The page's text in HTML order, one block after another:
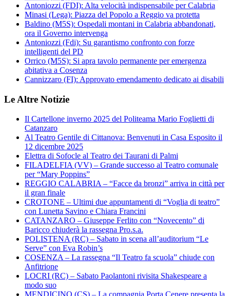
Antoniozzi (FDI): Alta velocità indispensabile per Calabria
Minasi (Lega): Piazza del Popolo a Reggio va protetta
Baldino (M5S): Ospedali montani in Calabria abbandonati,
ora il Governo intervenga
Antoniozzi (Fdi): Su garantismo confronto con forze
intelligenti del PD
Orrico (M5S): Si apra tavolo permanente per emergenza
abitativa a Cosenza
Cannizzaro (FI): Approvato emendamento dedicato ai disabili
Le Altre Notizie
Il Cartellone inverno 2025 del Politeama Mario Foglietti di
Catanzaro
Al Teatro Gentile di Cittanova: Benvenuti in Casa Esposito il
12 dicembre 2025
Elettra di Sofocle al Teatro dei Taurani di Palmi
FILADELFIA (VV) – Grande successo al Teatro comunale
per “Mary Poppins”
REGGIO CALABRIA – “Facce da bronzi” arriva in città per
il gran finale
CROTONE – Ultimi due appuntamenti di “Voglia di teatro”
con Lunetta Savino e Chiara Francini
CATANZARO – Giuseppe Ferlito con “Novecento” di
Baricco chiuderà la rassegna Pro.s.a.
POLISTENA (RC) – Sabato in scena all’auditorium “Le
Serve” con Eva Robin’s
COSENZA – La rassegna “Il Teatro fa scuola” chiude con
Anfitrione
LOCRI (RC) – Sabato Paolantoni rivisita Shakespeare a
modo suo